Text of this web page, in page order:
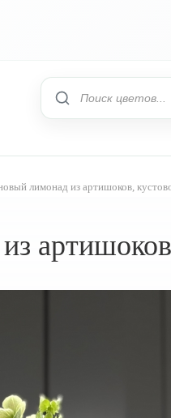
лимонад из артишоков,